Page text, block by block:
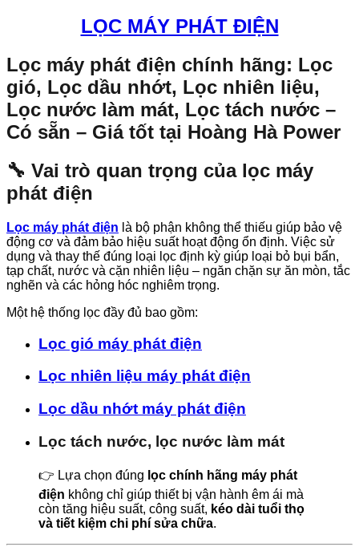
LỌC MÁY PHÁT ĐIỆN
Lọc máy phát điện chính hãng: Lọc
gió, Lọc dầu nhớt, Lọc nhiên liệu,
Lọc nước làm mát, Lọc tách nước –
Có sẵn – Giá tốt tại Hoàng Hà Power
🔧 Vai trò quan trọng của lọc máy
phát điện
Lọc máy phát điện là bộ phận không thể thiếu giúp bảo vệ
động cơ và đảm bảo hiệu suất hoạt động ổn định. Việc sử
dụng và thay thế đúng loại lọc định kỳ giúp loại bỏ bụi bẩn,
tạp chất, nước và cặn nhiên liệu – ngăn chặn sự ăn mòn, tắc
nghẽn và các hỏng hóc nghiêm trọng.
Một hệ thống lọc đầy đủ bao gồm:
Lọc gió máy phát điện
Lọc nhiên liệu máy phát điện
Lọc dầu nhớt máy phát điện
Lọc tách nước, lọc nước làm mát
👉 Lựa chọn đúng lọc chính hãng máy phát
điện không chỉ giúp thiết bị vận hành êm ái mà
còn tăng hiệu suất, công suất, kéo dài tuổi thọ
và tiết kiệm chi phí sửa chữa.